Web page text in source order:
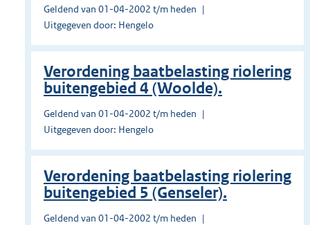
Geldend van 01-04-2002 t/m heden
Uitgegeven door: Hengelo
Verordening baatbelasting riolering
buitengebied 4 (Woolde).
Geldend van 01-04-2002 t/m heden
Uitgegeven door: Hengelo
Verordening baatbelasting riolering
buitengebied 5 (Genseler).
Geldend van 01-04-2002 t/m heden